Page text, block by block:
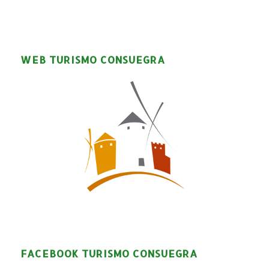
WEB TURISMO CONSUEGRA
FACEBOOK TURISMO CONSUEGRA